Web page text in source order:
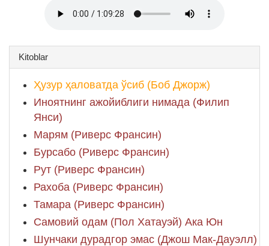
Kitoblar
Ҳузур ҳаловатда ўсиб (Боб Джорж)
Иноятнинг ажойиблиги нимада (Филип
Янси)
Марям (Риверс Франсин)
Бурсабо (Риверс Франсин)
Рут (Риверс Франсин)
Рахоба (Риверс Франсин)
Тамара (Риверс Франсин)
Самовий одам (Пол Хатауэй) Ака Юн
Шунчаки дурадгор эмас (Джош Мак-Дауэлл)